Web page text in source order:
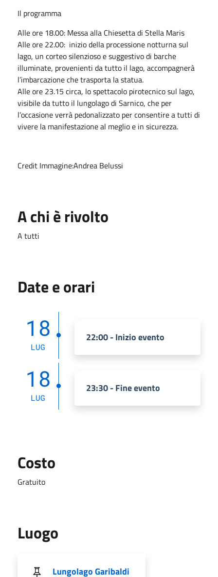
Il programma
Alle ore 18.00: Messa alla Chiesetta di Stella Maris
Alle ore 22.00: inizio della processione notturna sul
lago, un corteo silenzioso e suggestivo di barche
illuminate, provenienti da tutto il lago, accompagnerà
l’imbarcazione che trasporta la statua.
Alle ore 23.15 circa, lo spettacolo pirotecnico sul lago,
visibile da tutto il lungolago di Sarnico, che per
l’occasione verrà pedonalizzato per consentire a tutti di
vivere la manifestazione al meglio e in sicurezza.
Credit Immagine:Andrea Belussi
A chi è rivolto
A tutti
Date e orari
18
LUG
22:00 - Inizio evento
18
LUG
23:30 - Fine evento
Costo
Gratuito
Luogo
Lungolago Garibaldi